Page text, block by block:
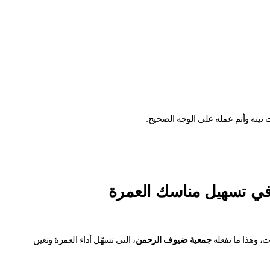
نيته وأتم عمله على الوجه الصحيح.
تسهيل مناسك العمرة
وهذا ما تفعله جمعية ضيوف الرحمن